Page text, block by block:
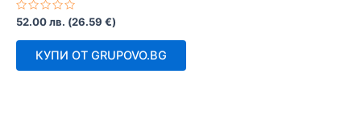
Оценено
с
0
52.00лв. (26.59 €)
КУПИ ОТ GRUPOVO.BG